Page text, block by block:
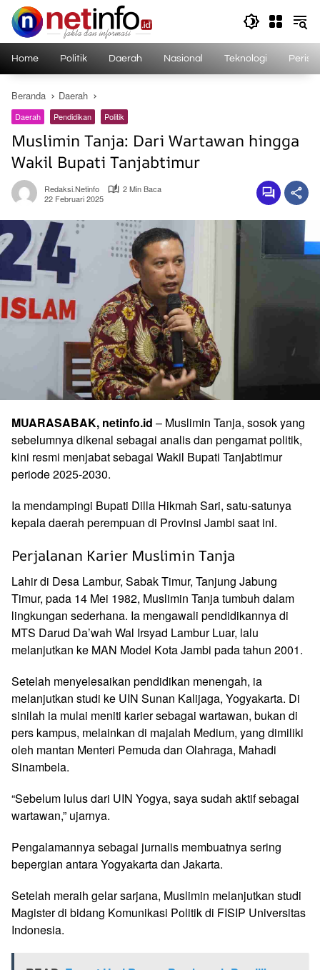
Langsung
konten
Home Politik Daerah Nasional Teknologi
Beranda Daerah
Daerah Pendidikan Politik
Muslimin Tanja: Dari Wartawan hingga
Wakil Bupati Tanjabtimur
Redaksi.netinfo
2 Min Baca
22 Februari 2025
MUARASABAK, netinfo.id – Muslimin Tanja, sosok yang
sebelumnya dikenal sebagai analis dan pengamat politik,
kini resmi menjabat sebagai Wakil Bupati Tanjabtimur
periode 2025-2030.
Ia mendampingi Bupati Dilla Hikmah Sari, satu-satunya
kepala daerah perempuan di Provinsi Jambi saat ini.
Perjalanan Karier Muslimin Tanja
Lahir di Desa Lambur, Sabak Timur, Tanjung Jabung
Timur, pada 14 Mei 1982, Muslimin Tanja tumbuh dalam
lingkungan sederhana. Ia mengawali pendidikannya di
MTS Darud Da’wah Wal Irsyad Lambur Luar, lalu
melanjutkan ke MAN Model Kota Jambi pada tahun 2001.
Setelah menyelesaikan pendidikan menengah, ia
melanjutkan studi ke UIN Sunan Kalijaga, Yogyakarta. Di
sinilah ia mulai meniti karier sebagai wartawan, bukan di
pers kampus, melainkan di majalah Medium, yang dimiliki
oleh mantan Menteri Pemuda dan Olahraga, Mahadi
Sinambela.
“Sebelum lulus dari UIN Yogya, saya sudah aktif sebagai
wartawan,” ujarnya.
Pengalamannya sebagai jurnalis membuatnya sering
bepergian antara Yogyakarta dan Jakarta.
Setelah meraih gelar sarjana, Muslimin melanjutkan studi
Magister di bidang Komunikasi Politik di FISIP Universitas
Indonesia.